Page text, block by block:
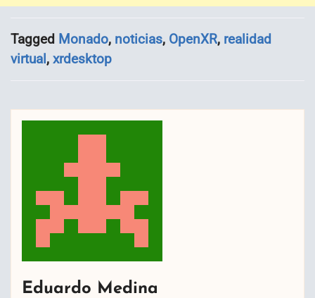
Tagged Monado, noticias, OpenXR, realidad
virtual, xrdesktop
Eduardo Medina